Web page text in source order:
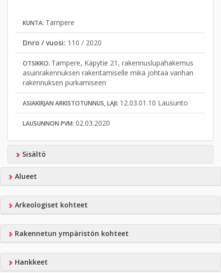
KUNTA: Tampere
Dnro / vuosi: 110 / 2020
OTSIKKO: Tampere, Käpytie 21, rakennuslupahakemus
asuinrakennuksen rakentamiselle mikä johtaa vanhan
rakennuksen purkamiseen
ASIAKIRJAN ARKISTOTUNNUS, LAJI: 12.03.01.10 Lausunto
LAUSUNNON PVM: 02.03.2020
Sisältö
Alueet
Arkeologiset kohteet
Rakennetun ympäristön kohteet
Hankkeet